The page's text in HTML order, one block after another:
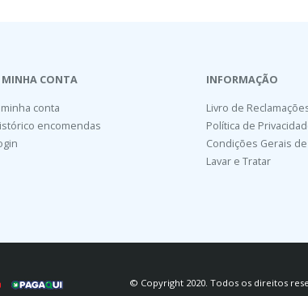
MINHA CONTA
conta
encomendas
INFORMAÇÃO
Livro de
Política de
Condições Gerais
Lavar e Tratar
© Copyright 2020. Todos os direitos